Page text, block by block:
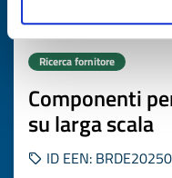
Ricerca fornitore
Componenti
su larga scala
ID EEN: